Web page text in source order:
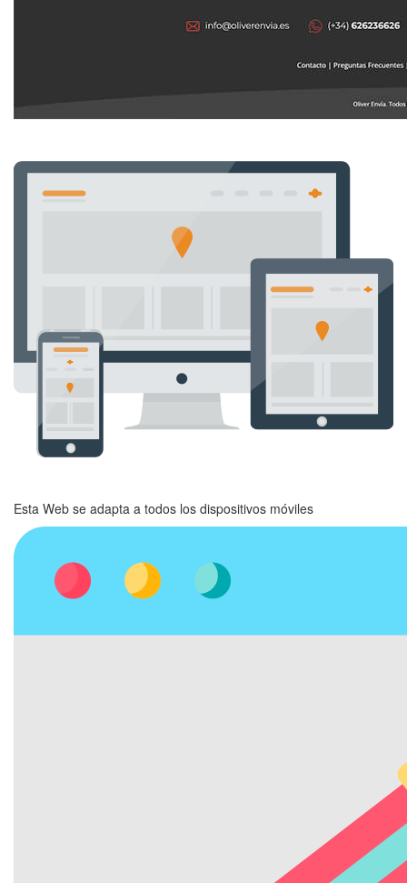
Esta Web se adapta a todos los dispositivos móviles